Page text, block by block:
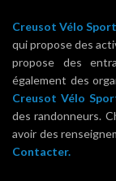
Creusot Vélo Sport
qui propose des
propose des
également des
Creusot Vélo
des randonneurs.
avoir des
Contacter.